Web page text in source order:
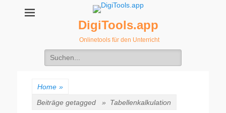
DigiTools.app
Onlinetools für den Unterricht
Suche
nach:
Home »
Beiträge getagged » Tabellenkalkulation